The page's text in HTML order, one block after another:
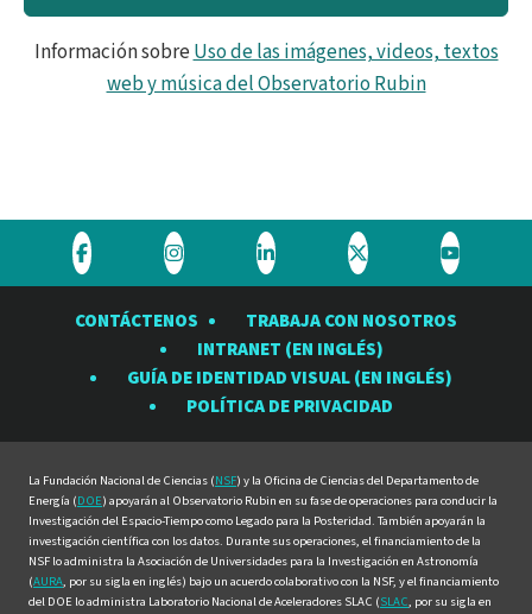
Información sobreUso de las imágenes, videos, textos
web y música del Observatorio Rubin
Visite
Observatorio
Visite
Observatorio
Rubin
en
Visite
Observatorio
Rubin
en
Visite
Observatorio
Rubin
en
Visite
Rubin
en
CONTÁCTENOS
TRABAJA CON NOSOTROS
INTRANET (EN INGLÉS)
GUÍA DE IDENTIDAD VISUAL (EN INGLÉS)
POLÍTICA DE PRIVACIDAD
La Fundación Nacional de Ciencias (NSF) y la Oficina de Ciencias del Departamento de
Energía (DOE) apoyarán al Observatorio Rubin en su fase de operaciones para conducir la
Investigación del Espacio-Tiempo como Legado para la Posteridad. También apoyarán la
investigación científica con los datos. Durante sus operaciones, el financiamiento de la
NSF lo administra la Asociación de Universidades para la Investigación en Astronomía
(AURA, por su sigla en inglés) bajo un acuerdo colaborativo con la NSF, y el financiamiento
del DOE lo administra Laboratorio Nacional de Aceleradores SLAC (SLAC, por su sigla en